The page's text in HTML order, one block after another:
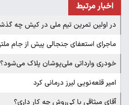
اخبار مرتبط
در اولین تمرین تیم ملی در کیش چه
ماجرای استعفای جنجالی پیش از جام
خودری وارداتی ملی‌پوشان پلاک می‌شود؟
امیر قلعه‌نویی لیرز درمانی کرد
آقای میثاقی با کی‌روش چه کار داری؟